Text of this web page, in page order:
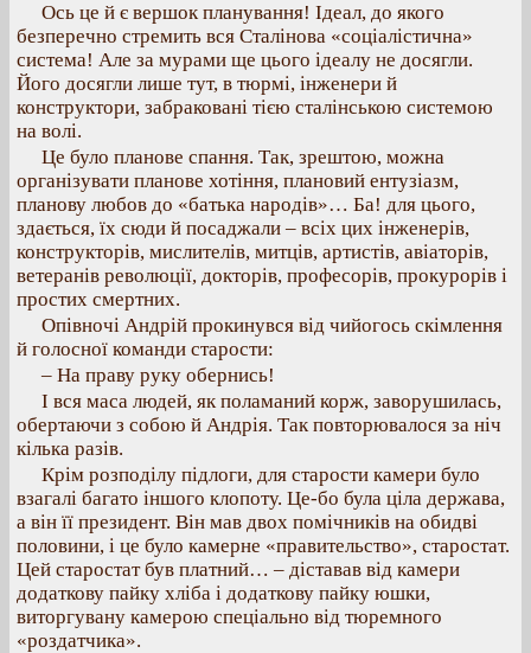
Ось це й є вершок планування! Ідеал, до якого
безперечно стремить вся Сталінова «соціалістична»
система! Але за мурами ще цього ідеалу не досягли.
Його досягли лише тут, в тюрмі, інженери й
конструктори, забраковані тією сталінською системою
на волі.
Це було планове спання. Так, зрештою, можна
організувати планове хотіння, плановий ентузіазм,
планову любов до «батька народів»… Ба! для цього,
здається, їх сюди й посаджали – всіх цих інженерів,
конструкторів, мислителів, митців, артистів, авіаторів,
ветеранів революції, докторів, професорів, прокурорів і
простих смертних.
Опівночі Андрій прокинувся від чийогось скімлення
й голосної команди старости:
– На праву руку обернись!
І вся маса людей, як поламаний корж, заворушилась,
обертаючи з собою й Андрія. Так повторювалося за ніч
кілька разів.
Крім розподілу підлоги, для старости камери було
взагалі багато іншого клопоту. Це-бо була ціла держава,
а він її президент. Він мав двох помічників на обидві
половини, і це було камерне «правительство», старостат.
Цей старостат був платний… – діставав від камери
додаткову пайку хліба і додаткову пайку юшки,
виторгувану камерою спеціально від тюремного
«роздатчика».